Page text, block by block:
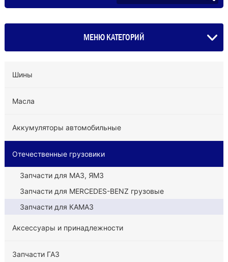
МЕНЮ КАТЕГОРИЙ
Шины
Масла
Аккумуляторы автомобильные
Отечественные грузовики
Запчасти для МАЗ, ЯМЗ
Запчасти для MERCEDES-BENZ грузовые
Запчасти для КАМАЗ
Аксессуары и принадлежности
Запчасти ГАЗ